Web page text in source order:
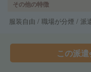
その他の特徴
服装自由 / 職場が分煙 / 派
この派